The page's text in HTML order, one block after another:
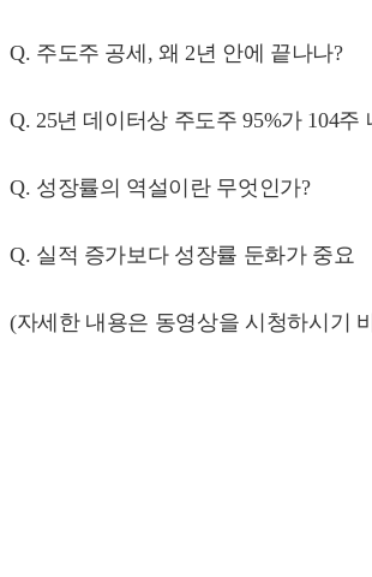
Q. 주도주 공세, 왜 2년 안에 끝나나?
Q. 25년 데이터상 주도주 95%가 104주
Q. 성장률의 역설이란 무엇인가?
Q. 실적 증가보다 성장률 둔화가 중요
(자세한 내용은 동영상을 시청하시기